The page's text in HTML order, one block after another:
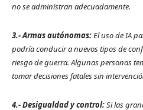
no se administran adecuadamente.
3.- Armas autónomas:El uso de IA
podría conducir a nuevos tipos de
riesgo de guerra. Algunas personas
tomar decisiones fatales sin
4.- Desigualdad y control:Si las